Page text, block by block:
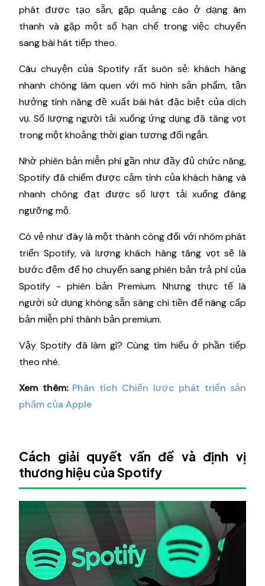
phát được tạo sẵn, gặp quảng cáo ở dạng âm
thanh và gặp một số hạn chế trong việc chuyển
sang bài hát tiếp theo.
Câu chuyện của Spotify rất suôn sẻ: khách hàng
nhanh chóng làm quen với mô hình sản phẩm, tận
hưởng tính năng đề xuất bài hát đặc biệt của dịch
vụ. Số lượng người tải xuống ứng dụng đã tăng vọt
trong một khoảng thời gian tương đối ngắn.
Nhờ phiên bản miễn phí gần như đầy đủ chức năng,
Spotify đã chiếm được cảm tình của khách hàng và
nhanh chóng đạt được số lượt tải xuống đáng
ngưỡng mộ.
Có vẻ như đây là một thành công đối với nhóm phát
triển Spotify, và lượng khách hàng tăng vọt sẽ là
bước đệm để họ chuyển sang phiên bản trả phí của
Spotify - phiên bản Premium. Nhưng thực tế là
người sử dụng không sẵn sàng chi tiền để nâng cấp
bản miễn phí thành bản premium.
Vậy Spotify đã làm gì? Cùng tìm hiểu ở phần tiếp
theo nhé.
Xem thêm: Phân tích Chiến lược phát triển sản
phẩm của Apple
Cách giải quyết vấn đề và định vị
thương hiệu của Spotify